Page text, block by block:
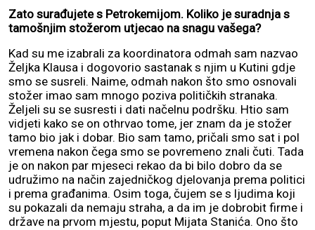
Zato surađujete s Petrokemijom. Koliko je suradnja s
tamošnjim stožerom utjecao na snagu vašega?
Kad su me izabrali za koordinatora odmah sam nazvao
Željka Klausa i dogovorio sastanak s njim u Kutini gdje
smo se susreli. Naime, odmah nakon što smo osnovali
stožer imao sam mnogo poziva političkih stranaka.
Željeli su se susresti i dati načelnu podršku. Htio sam
vidjeti kako se on othrvao tome, jer znam da je stožer
tamo bio jak i dobar. Bio sam tamo, pričali smo sat i pol
vremena nakon čega smo se povremeno znali čuti. Tada
je on nakon par mjeseci rekao da bi bilo dobro da se
udružimo na način zajedničkog djelovanja prema politici
i prema građanima. Osim toga, čujem se s ljudima koji
su pokazali da nemaju straha, a da im je dobrobit firme i
države na prvom mjestu, poput Mijata Stanića. Ono što